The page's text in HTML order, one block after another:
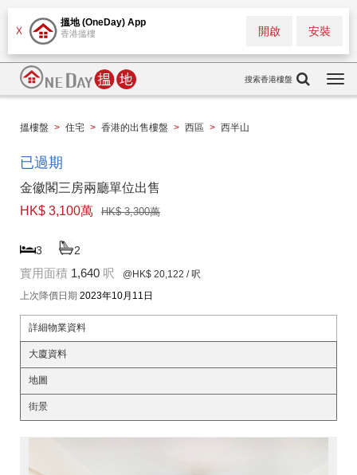
X
搵地 (OneDay) App
香港搵樓 安裝
開啟
搜索香港樓盤
搵樓盤 > 住宅 > 香港的出售樓盤 > 西區 > 西半山
已過期
金徽閣三房兩廳單位出售
HK$ 3,100萬
HK$ 3,300萬
3 2
實用面積 1,640 呎 @HK$ 20,122 / 呎
上次降價日期 2023年10月11日
詳細物業資料
大廈資料
地圖
街景